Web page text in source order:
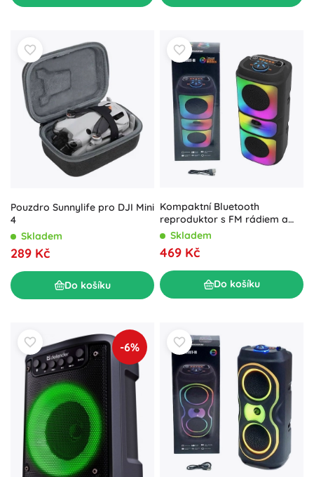
Pouzdro Sunnylife pro DJI Mini
4
Skladem
289 Kč
Do košíku
Kompaktní Bluetooth
reproduktor s FM rádiem a
RGB LED podsvícením
Skladem
469 Kč
Do košíku
-6%